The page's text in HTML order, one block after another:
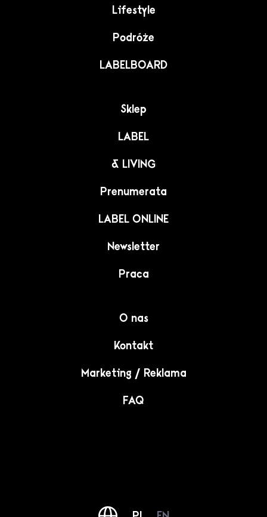
Lifestyle
Podróże
LABELBOARD
Sklep
LABEL
& LIVING
Prenumerata
LABEL ONLINE
Newsletter
Praca
O nas
Kontakt
Marketing / Reklama
FAQ